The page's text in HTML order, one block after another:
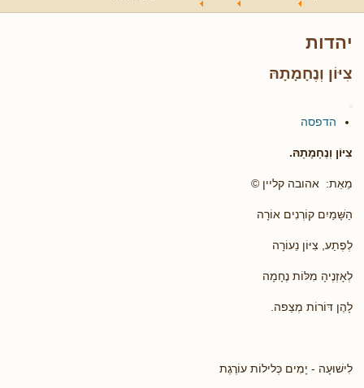
יהדות
צִיּוֹן וְנֶחָמָתָהּ
הדפסה
צִיּוֹן וְנֶחָמָתָהּ.
מֵאֵת: אהובה קליין ©
הַשָּׁמַיִם קוֹרְנִים אוֹרָה
לְפֶתַע, צִיּוֹן נֵעוֹרָה
לְאָזְנֶיהָ מִלּוֹת נֶחָמָה
לָהֶן דּוֹרוֹת מְצַפה.
לִישׁוּעָה - יָמִים כְּלילוֹת עוֹרֶגֶת